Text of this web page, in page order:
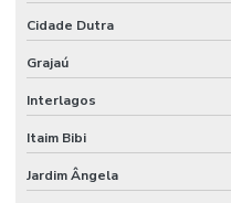
AUTOMAÇÃO
CORTINAS
AUTOMAÇÃO
DF
AUTOMAÇÃO
Cidade Dutra
Grajaú
Interlagos
Itaim Bibi
Jardim Ângela